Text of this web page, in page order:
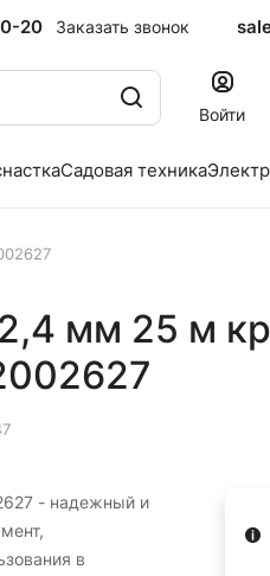
20 Заказать звонок
Войти
Садовая техника
мм 25 м
- надежный и
в